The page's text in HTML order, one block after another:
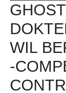
WIL
-